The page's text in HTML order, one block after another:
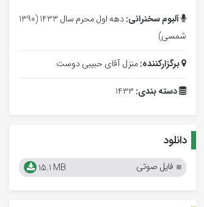
آلبوم سخنرانی:
دهه اول محرم سال 1433 (1390
شمسی)
برگزارکننده:منزل آقای حبیبی دوست
دسته بندی: 1433
دانلود
فایل صوتی 15.1 MB